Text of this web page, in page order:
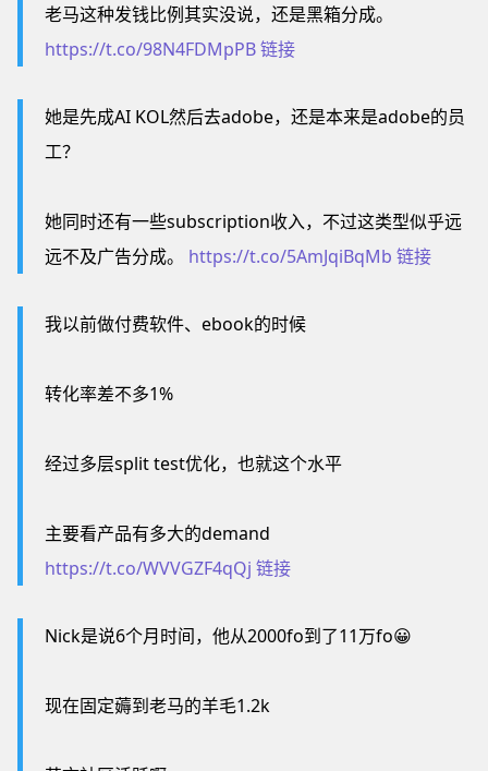
老马这种发钱比例其实没说，还是黑箱分成。
https://t.co/98N4FDMpPB链接
她是先成AI KOL然后去adobe，还是本来是adobe的员
工？
她同时还有一些subscription收入，不过这类型似乎远
远不及广告分成。 https://t.co/5AmJqiBqMb 链接
我以前做付费软件、ebook的时候
转化率差不多1%
经过多层split test优化，也就这个水平
主要看产品有多大的demand
https://t.co/WVVGZF4qQj 链接
Nick是说6个月时间，他从2000fo到了11万fo😀
现在固定薅到老马的羊毛1.2k